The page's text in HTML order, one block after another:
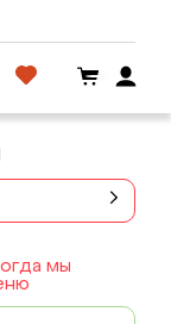
мы